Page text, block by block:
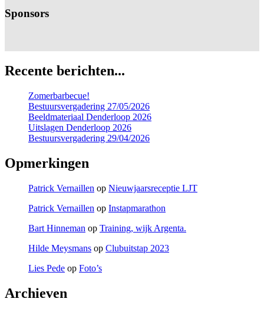
Sponsors
Recente berichten...
Zomerbarbecue!
Bestuursvergadering 27/05/2026
Beeldmateriaal Denderloop 2026
Uitslagen Denderloop 2026
Bestuursvergadering 29/04/2026
Opmerkingen
Patrick Vernaillen op Nieuwjaarsreceptie LJT
Patrick Vernaillen op Instapmarathon
Bart Hinneman op Training, wijk Argenta.
Hilde Meysmans op Clubuitstap 2023
Lies Pede op Foto’s
Archieven